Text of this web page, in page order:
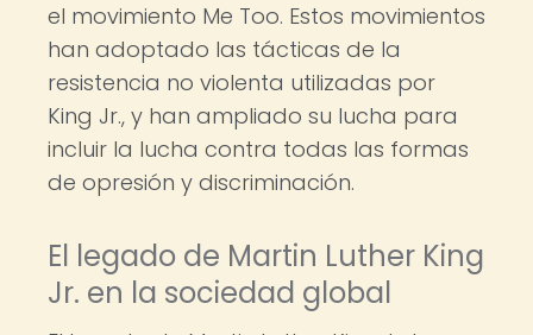
el movimiento Me Too. Estos movimientos
han adoptado las tácticas de la
resistencia no violenta utilizadas por
King Jr., y han ampliado su lucha para
incluir la lucha contra todas las formas
de opresión y discriminación.
El legado de Martin Luther King
Jr. en la sociedad global